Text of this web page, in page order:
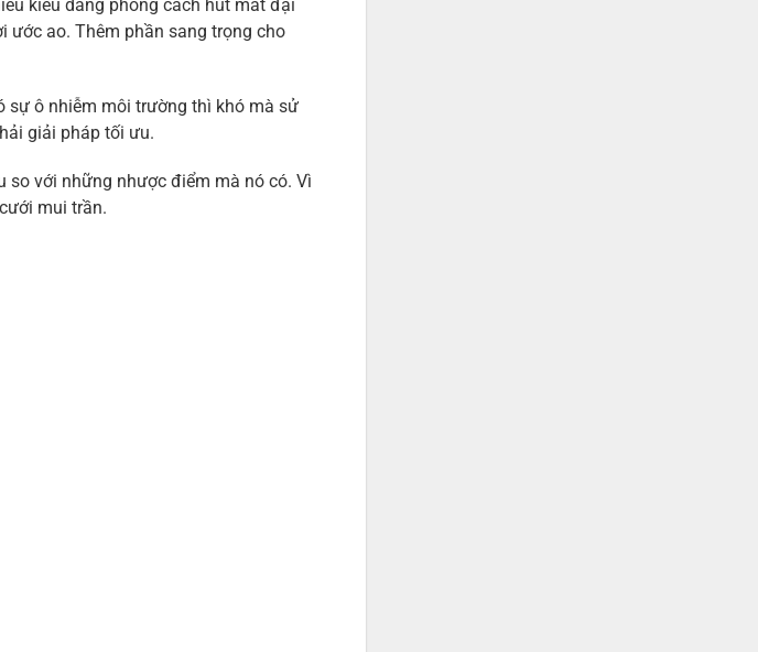
kiểu dáng phong cách hút mắt đại
ao. Thêm phần sang trọng cho
sự ô nhiễm môi trường thì khó mà sử
giải pháp tối ưu.
so với những nhược điểm mà nó có. Vì
mui trần.